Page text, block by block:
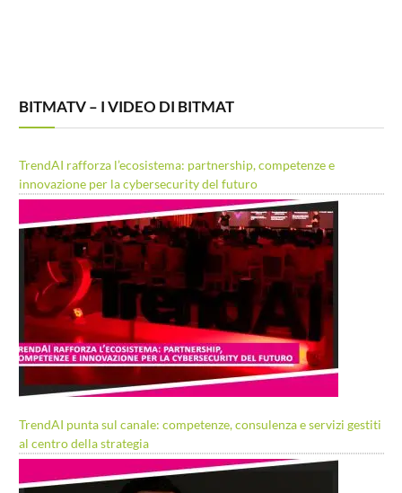
BITMATV – I VIDEO DI BITMAT
TrendAI rafforza l’ecosistema: partnership, competenze e
innovazione per la cybersecurity del futuro
TrendAI punta sul canale: competenze, consulenza e servizi gestiti
al centro della strategia